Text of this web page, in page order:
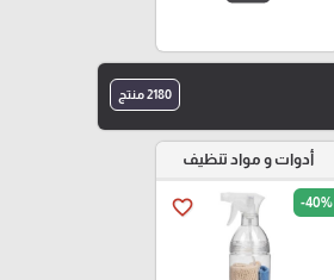
2180 منتج
أدوات و مواد تنظيف
favorite_border -40%